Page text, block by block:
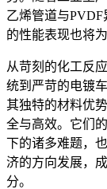
乙烯管道与
的性能表现也将
从苛刻的化工反
统到严苛的电镀
其独特的材料优
全与高效。它们
下的诸多难题，
济的方向发展，
分。